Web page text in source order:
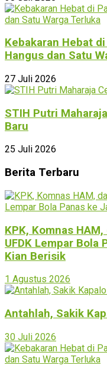
Kebakaran Hebat
Hangus dan Satu
27 Juli 2026
STIH Putri
Baru
25 Juli 2026
Berita Terbaru
KPK, Komnas
UFDK Lempar
Kian Berisik
1 Agustus 2026
Antahlah, Sakik
30 Juli 2026